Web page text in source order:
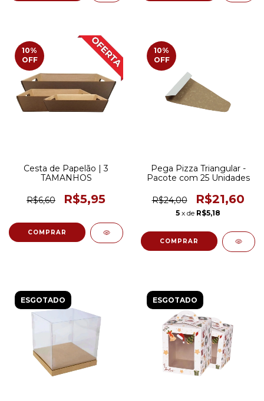
10%
OFF
Cesta de Papelão | 3
TAMANHOS
R$6,60 R$5,95
COMPRAR
10%
OFF
Pega Pizza Triangular -
Pacote com 25 Unidades
R$24,00 R$21,60
5 x de R$5,18
ESGOTADO ESGOTADO